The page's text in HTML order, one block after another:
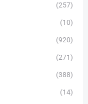
(257)
(10)
(920)
(271)
(388)
(14)